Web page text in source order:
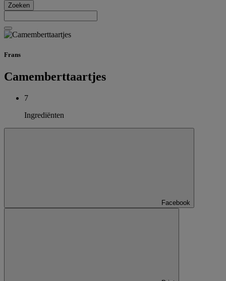
Zoeken
Frans
Camemberttaartjes
7
Ingrediënten
Facebook